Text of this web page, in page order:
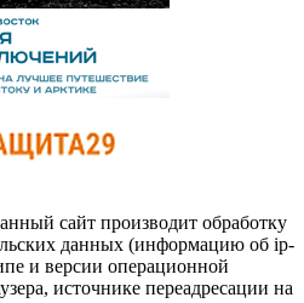
сайт производит обработку
данных (информацию об ip-
и версии операционной
источнике переадресации на